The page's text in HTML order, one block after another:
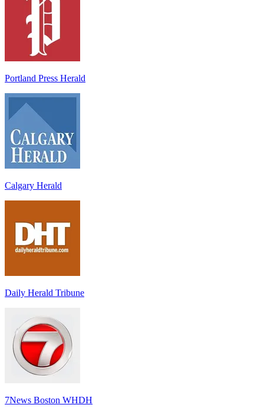
Portland Press Herald
Calgary Herald
Daily Herald Tribune
7News Boston WHDH